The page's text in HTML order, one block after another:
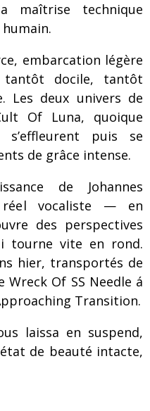
maîtrise technique
humain.
embarcation légère
docile, tantôt
Les deux univers de
Of Luna, quoique
s’effleurent puis se
de grâce intense.
de Johannes
réel vocaliste — en
des perspectives
tourne vite en rond.
hier, transportés de
Wreck Of SS Needle á
Transition.
laissa en suspend,
de beauté intacte,